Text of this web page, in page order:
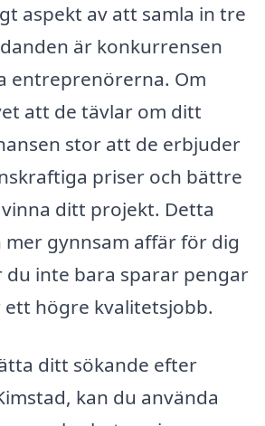
aspekt av att samla in tre
är konkurrensen
entreprenörerna. Om
att de tävlar om ditt
stor att de erbjuder
priser och bättre
ditt projekt. Detta
mer gynnsam affär för dig
du inte bara sparar pengar
ett högre kvalitetsjobb.
ditt sökande efter
kan du använda